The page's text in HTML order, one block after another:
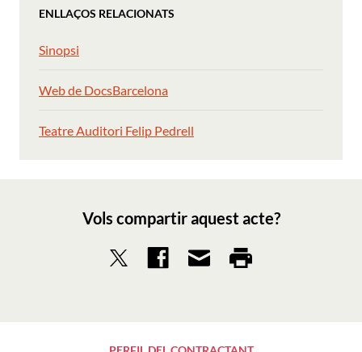
ENLLAÇOS RELACIONATS
Sinopsi
Web de DocsBarcelona
Teatre Auditori Felip Pedrell
Vols compartir aquest acte?